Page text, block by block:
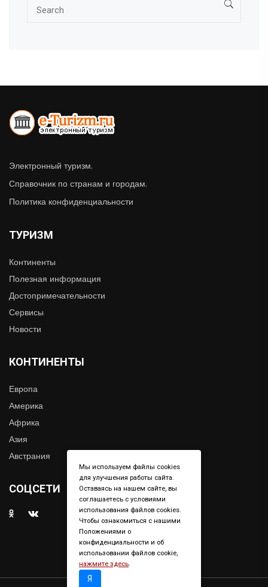
Электронный туризм.
Справочник по странам и городам.
Политика конфиденциальности
ТУРИЗМ
Континенты
Полезная информация
Достопримечательности
Сервисы
Новости
КОНТИНЕНТЫ
Европа
Америка
Африка
Азия
Австрания
СОЦСЕТИ
Мы используем файлы cookies
для улучшения работы сайта.
Оставаясь на нашем сайте, вы
соглашаетесь с условиями
использования файлов cookies.
Чтобы ознакомиться с нашими
Положениями о
конфиденциальности и об
использовании файлов cookie,
нажмите здесь.
Я